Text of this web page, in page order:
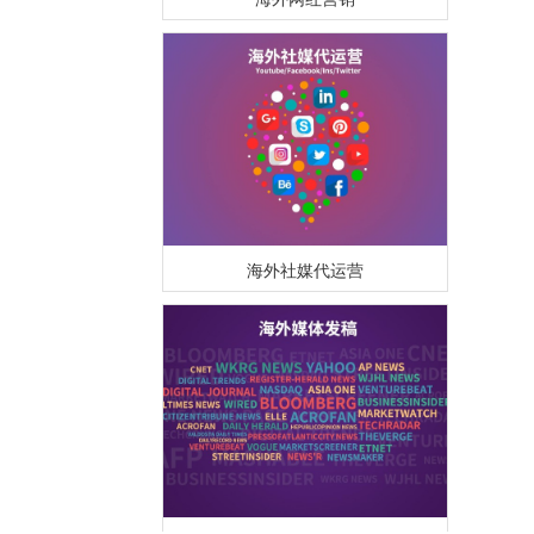
海外社媒代运营
海外媒体PR/博客